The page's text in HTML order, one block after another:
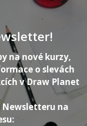
na nové kurzy,
o slevách
v Draw Planet
Newsletteru na